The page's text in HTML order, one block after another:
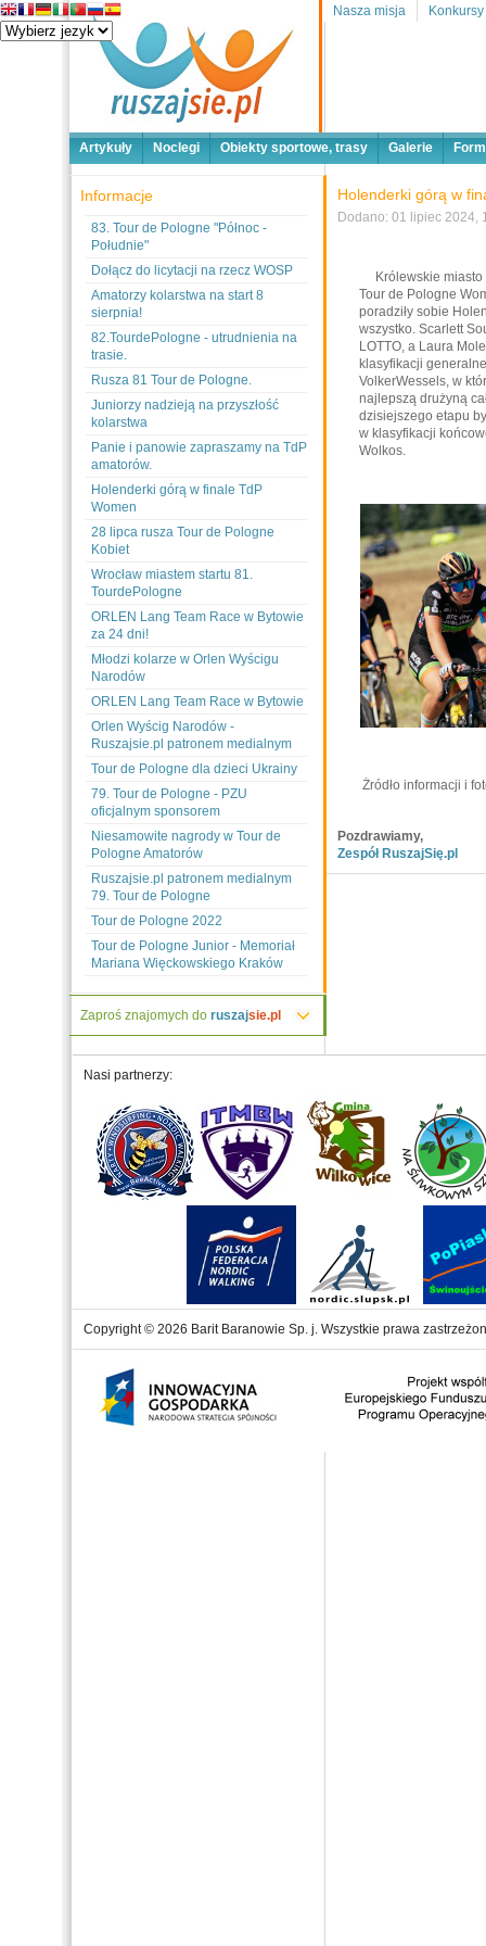
Nasza misja Konkursy
Artykuły Noclegi Obiekty sportowe, trasy Galerie
Informacje
83. Tour de Pologne "Północ -
Południe"
Dołącz do licytacji na rzecz WOSP
Amatorzy kolarstwa na start 8
sierpnia!
82.TourdePologne - utrudnienia na
trasie.
Rusza 81 Tour de Pologne.
Juniorzy nadzieją na przyszłość
kolarstwa
Panie i panowie zapraszamy na TdP
amatorów.
Holenderki górą w finale TdP
Women
28 lipca rusza Tour de Pologne
Kobiet
Wrocław miastem startu 81.
TourdePologne
ORLEN Lang Team Race w Bytowie
za 24 dni!
Młodzi kolarze w Orlen Wyścigu
Narodów
ORLEN Lang Team Race w Bytowie
Orlen Wyścig Narodów -
Ruszajsie.pl patronem medialnym
Tour de Pologne dla dzieci Ukrainy
79. Tour de Pologne - PZU
oficjalnym sponsorem
Niesamowite nagrody w Tour de
Pologne Amatorów
Ruszajsie.pl patronem medialnym
79. Tour de Pologne
Tour de Pologne 2022
Tour de Pologne Junior - Memoriał
Mariana Więckowskiego Kraków
Zaproś znajomych do ruszajsie.pl
Holenderki górą w
Dodano: 01 lipiec 2024,
Królewskie miasto
Tour de Pologne
poradziły sobie
wszystko. Scarlett
LOTTO, a Laura
klasyfikacji
VolkerWessels, w
najlepszą drużyną
dzisiejszego etapu
w klasyfikacji
Wolkos.
Żródło informacji i
Pozdrawiamy,
Zespół RuszajSię.pl
Nasi partnerzy:
Copyright © 2026 Barit Baranowie Sp. j. Wszystkie prawa